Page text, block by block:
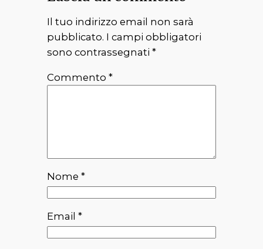
Il tuo indirizzo email non sarà
pubblicato. I campi obbligatori
sono contrassegnati *
Commento *
Nome *
Email *